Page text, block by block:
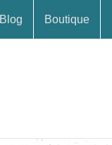
Blog Boutique